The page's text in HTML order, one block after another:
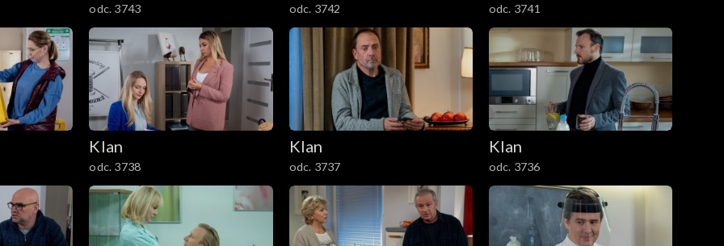
odc. 3743 odc. 3742 odc. 3741
Klan
odc. 3738
Klan
odc. 3737
Klan
odc. 3736